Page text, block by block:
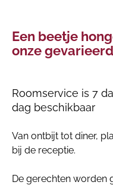
Een beetje
onze
Roomservice is 7
dag beschikbaar
Van ontbijt tot diner,
bij de receptie.
De gerechten worden